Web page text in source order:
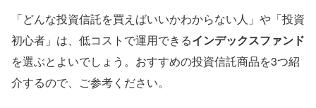
「どんな投資信託を買えばいいかわからない人」や「投資
初心者」は、低コストで運用できるインデックスファンド
を選ぶとよいでしょう。おすすめの投資信託商品を3つ紹
介するので、ご参考ください。